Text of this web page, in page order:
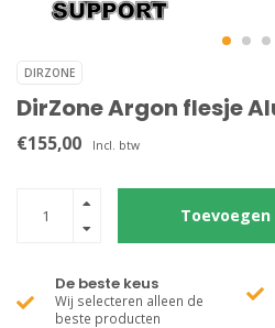
DIRZONE
DirZone Argon flesje
€155,00 Incl. btw
De beste keus
Wij selecteren alleen de
beste producten